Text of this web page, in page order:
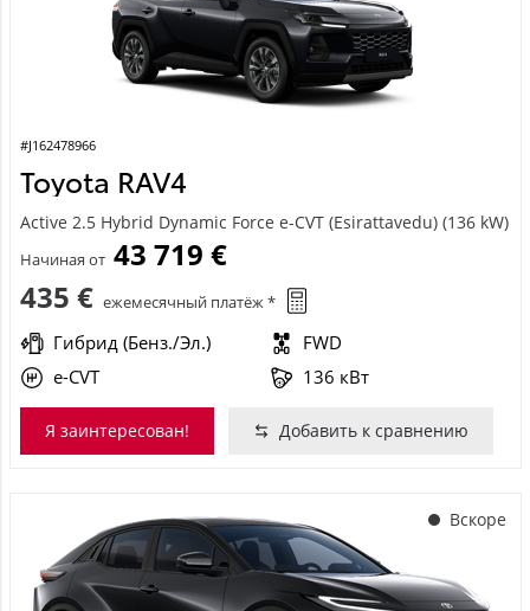
#J162478966
Toyota RAV4
Active 2.5 Hybrid Dynamic Force e-CVT (Esirattavedu) (136 kW)
Начиная от 43 719 €
435 € ежемесячный платёж *
Гибрид (Бенз./Эл.)
FWD
e-CVT
136 кВт
Я заинтересован! Добавить к сравнению
Вскоре